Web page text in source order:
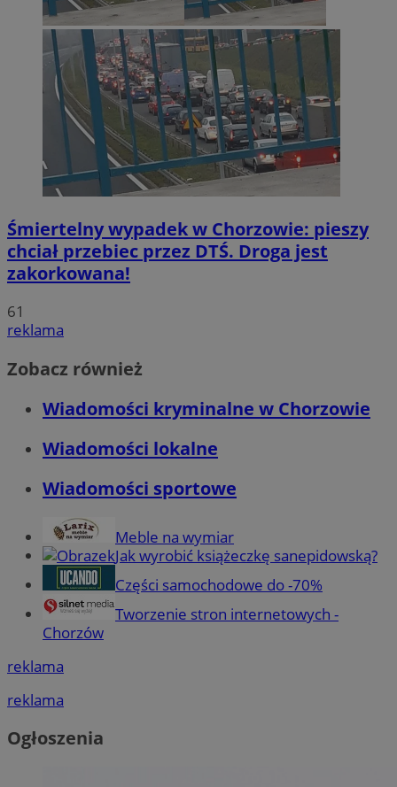
Śmiertelny wypadek w Chorzowie: pieszy
chciał przebiec przez DTŚ. Droga jest
zakorkowana!
61
reklama
Zobacz również
Wiadomości kryminalne w Chorzowie
Wiadomości lokalne
Wiadomości sportowe
Meble na wymiar
Jak wyrobić książeczkę sanepidowską?
Części samochodowe do -70%
Tworzenie stron internetowych -
Chorzów
reklama
reklama
Ogłoszenia